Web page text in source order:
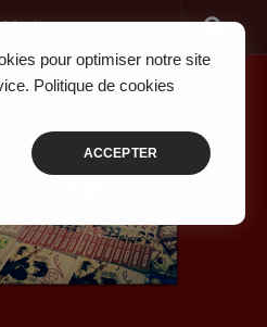
pour optimiser notre site
Politique de cookies
ACCEPTER
Musique